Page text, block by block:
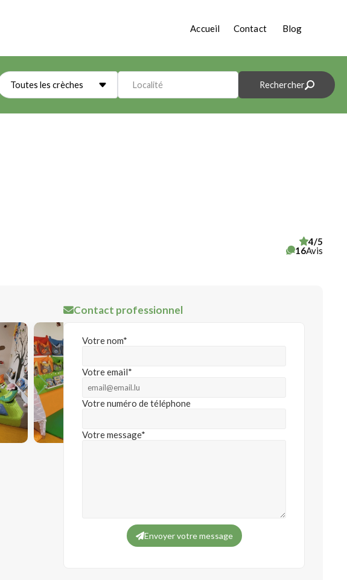
Accueil Contact Blog
Toutes les crèches Localité Rechercher
4/5
16Avis
Contact professionnel
Votre nom*
Votre email*
Votre numéro de téléphone
Votre message*
Envoyer votre message